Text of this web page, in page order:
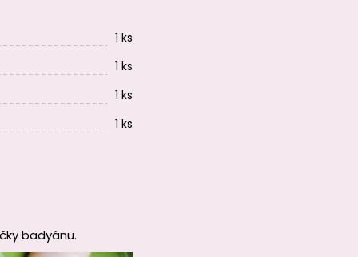
1 ks
1 ks
1 ks
1 ks
badyánu.